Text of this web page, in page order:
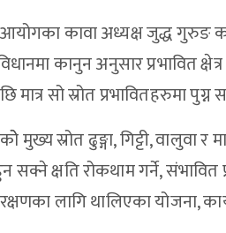
आयोगका कावा अध्यक्ष जुद्ध
कानुन अनुसार प्रभावित
सो स्रोत प्रभावितहरुमा पुग्न
स्रोत ढुङ्गा, गिट्टी, वालुवा र
क्षति रोकथाम गर्ने, संभावित
लागि थालिएका योजना,